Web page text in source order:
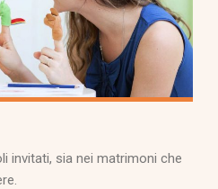
invitati, sia nei matrimoni che